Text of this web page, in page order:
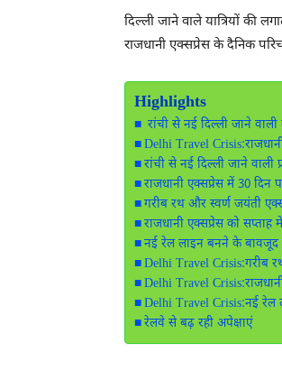
दिल्ली जाने वाले यात्रियों की
राजधानी एक्सप्रेस के दैनिक
Highlights
रांची से नई दिल्ली जाने
Delhi Travel
रांची से नई दिल्ली जाने वाली
राजधानी एक्सप्रेस में 30 दिन
गरीब रथ और स्वर्ण जयंती
राजधानी एक्सप्रेस को
नई रेल लाइन बनने के बावजूद
Delhi Travel Crisis:गरीब
Delhi Travel
Delhi Travel Crisis:नई रेल
रेलवे से बढ़ रही अपेक्षाएं